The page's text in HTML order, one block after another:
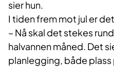
sier hun.
I tiden frem mot jul er
– Nå skal det stekes
halvannen måned. Det
planlegging, både